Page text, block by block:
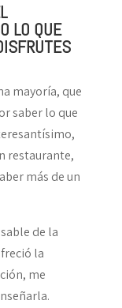
LO QUE
mayoría, que
saber lo que
restaurante,
más de un
de la
la
me